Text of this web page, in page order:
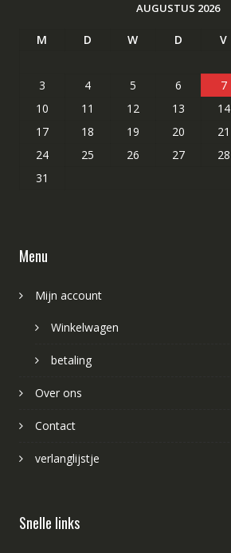
AUGUSTUS 2026
M D W D V
3
4 5 6 7
10
11 12 13 14
17
18 19 20 21
24
25 26 27 28
31
Menu
Mijn account
Winkelwagen
betaling
Over ons
Contact
verlanglijstje
Snelle links